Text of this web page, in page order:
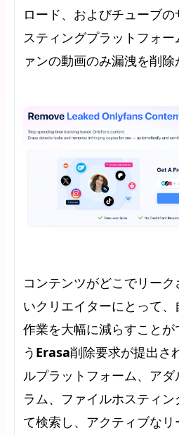
ロード、およびチューブ
スティングプラットフォ
ァンの動画のみ漏洩を削除
コンテンツがどこでリー
いクリエイターにとって
作業を大幅に減らすことが
う Erasa削除要求が提出さ
ルプラットフォーム、ア
ラム、ファイルホスティ
て検索し、アクティブな